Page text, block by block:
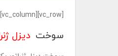
[vc_row][vc_column][vc_column_text]
سوخت دیزل